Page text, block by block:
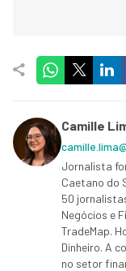
Camille
Jornalista
Caetano do
50
Negócios e
TradeMap.
Dinheiro. A
no setor